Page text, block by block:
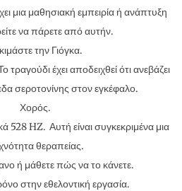
μια μαθησιακή εμπειρία ή ανάπτυξη
να πάρετε από αυτήν.
την Γιόγκα.
έχει αποδειχθεί ότι ανεβάζει
σεροτονίνης στον εγκέφαλο.
Χορός.
528 HZ. Αυτή είναι συγκεκριμένα μια
θεραπείας.
ή μάθετε πώς να το κάνετε.
στην εθελοντική εργασία.